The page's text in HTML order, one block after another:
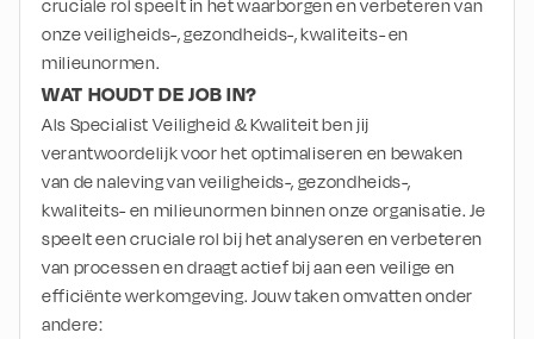
cruciale rol speelt in het waarborgen en verbeteren van
onze veiligheids-, gezondheids-, kwaliteits- en
milieunormen.
WAT HOUDT DE JOB IN?
Als Specialist Veiligheid & Kwaliteit ben jij
verantwoordelijk voor het optimaliseren en bewaken
van de naleving van veiligheids-, gezondheids-,
kwaliteits- en milieunormen binnen onze organisatie. Je
speelt een cruciale rol bij het analyseren en verbeteren
van processen en draagt actief bij aan een veilige en
efficiënte werkomgeving. Jouw taken omvatten onder
andere: